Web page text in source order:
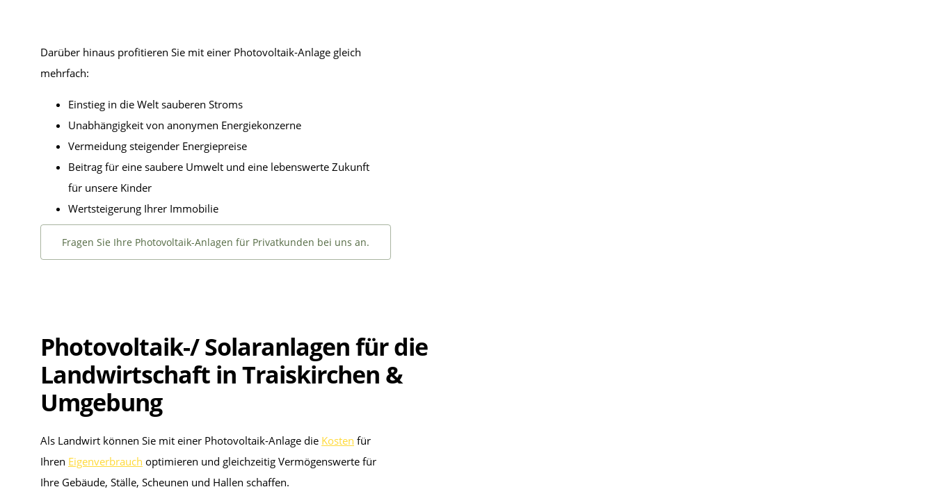
Darüber hinaus profitieren Sie mit einer Photovoltaik-Anlage gleich
mehrfach:
Einstieg in die Welt sauberen Stroms
Unabhängigkeit von anonymen Energiekonzerne
Vermeidung steigender Energiepreise
Beitrag für eine saubere Umwelt und eine lebenswerte Zukunft
für unsere Kinder
Wertsteigerung Ihrer Immobilie
Fragen Sie Ihre Photovoltaik-Anlagen für Privatkunden bei uns an.
Photovoltaik-/ Solaranlagen für die
Landwirtschaft in Traiskirchen &
Umgebung
Als Landwirt können Sie mit einer Photovoltaik-Anlage die Kosten für
Ihren Eigenverbrauch optimieren und gleichzeitig Vermögenswerte für
Ihre Gebäude, Ställe, Scheunen und Hallen schaffen.